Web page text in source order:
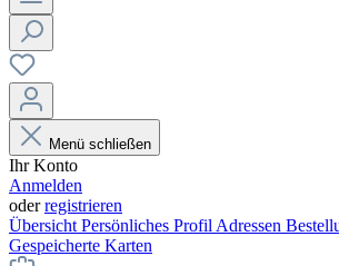
Menü schließen
Ihr Konto
Anmelden
oderregistrieren
Übersicht Persönliches Profil Adressen
Gespeicherte Karten